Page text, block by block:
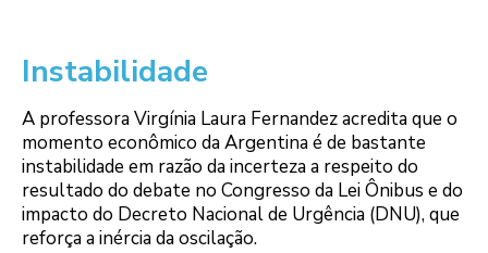
Instabilidade
A professora Virgínia Laura Fernandez acredita que o
momento econômico da Argentina é de bastante
instabilidade em razão da incerteza a respeito do
resultado do debate no Congresso da Lei Ônibus e do
impacto do Decreto Nacional de Urgência (DNU), que
reforça a inércia da oscilação.